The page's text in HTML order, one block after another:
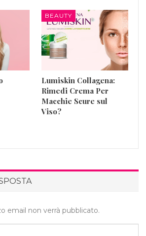
BEAUTY
Lumiskin Collagena:
Rimedi Crema Per
Macchie Scure sul
Viso?
email non verrà pubblicato.